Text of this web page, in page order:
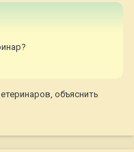
объяснить